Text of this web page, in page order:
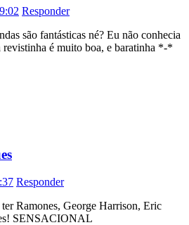
Responder
são fantásticas né? Eu não conhecia
é muito boa, e baratinha *-*
Responder
Ramones, George Harrison, Eric
SENSACIONAL